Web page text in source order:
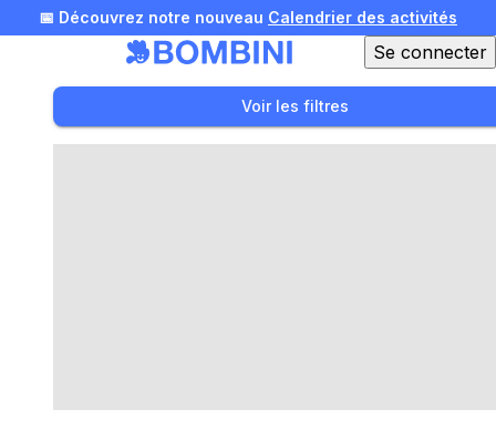
📅 Découvrez notre nouveau Calendrier des activités
🎄 Offrez une expérience pour Noël !
Voir nos idées
Se connecter
Voir les filtres